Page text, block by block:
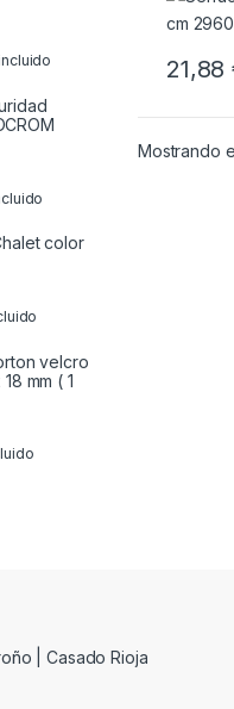
21,88
Mostrando
color
velcro
mm ( 1